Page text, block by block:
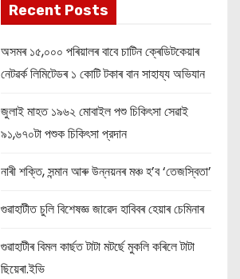
Recent Posts
অসমৰ ১৫,০০০ পৰিয়ালৰ বাবে চাটিন ক্ৰেডিটকেয়াৰ
নেটৱৰ্ক লিমিটেডৰ ১ কোটি টকাৰ বান সাহায্য অভিযান
জুলাই মাহত ১৯৬২ মোবাইল পশু চিকিৎসা সেৱাই
৯১,৬৭০টা পশুক চিকিৎসা প্রদান
নাৰী শক্তি, সন্মান আৰু উন্নয়নৰ মঞ্চ হ’ব ‘তেজস্বিতা’
গুৱাহাটীত চুলি বিশেষজ্ঞ জাৱেদ হাবিবৰ হেয়াৰ চেমিনাৰ
গুৱাহাটীৰ বিমল কাৰ্ছত টাটা মটৰ্ছে মুকলি কৰিলে টাটা
ছিয়েৰা.ইভি